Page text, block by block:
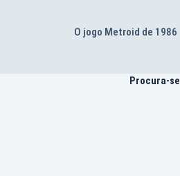
O jogo Metroid de 1986
Procura-se